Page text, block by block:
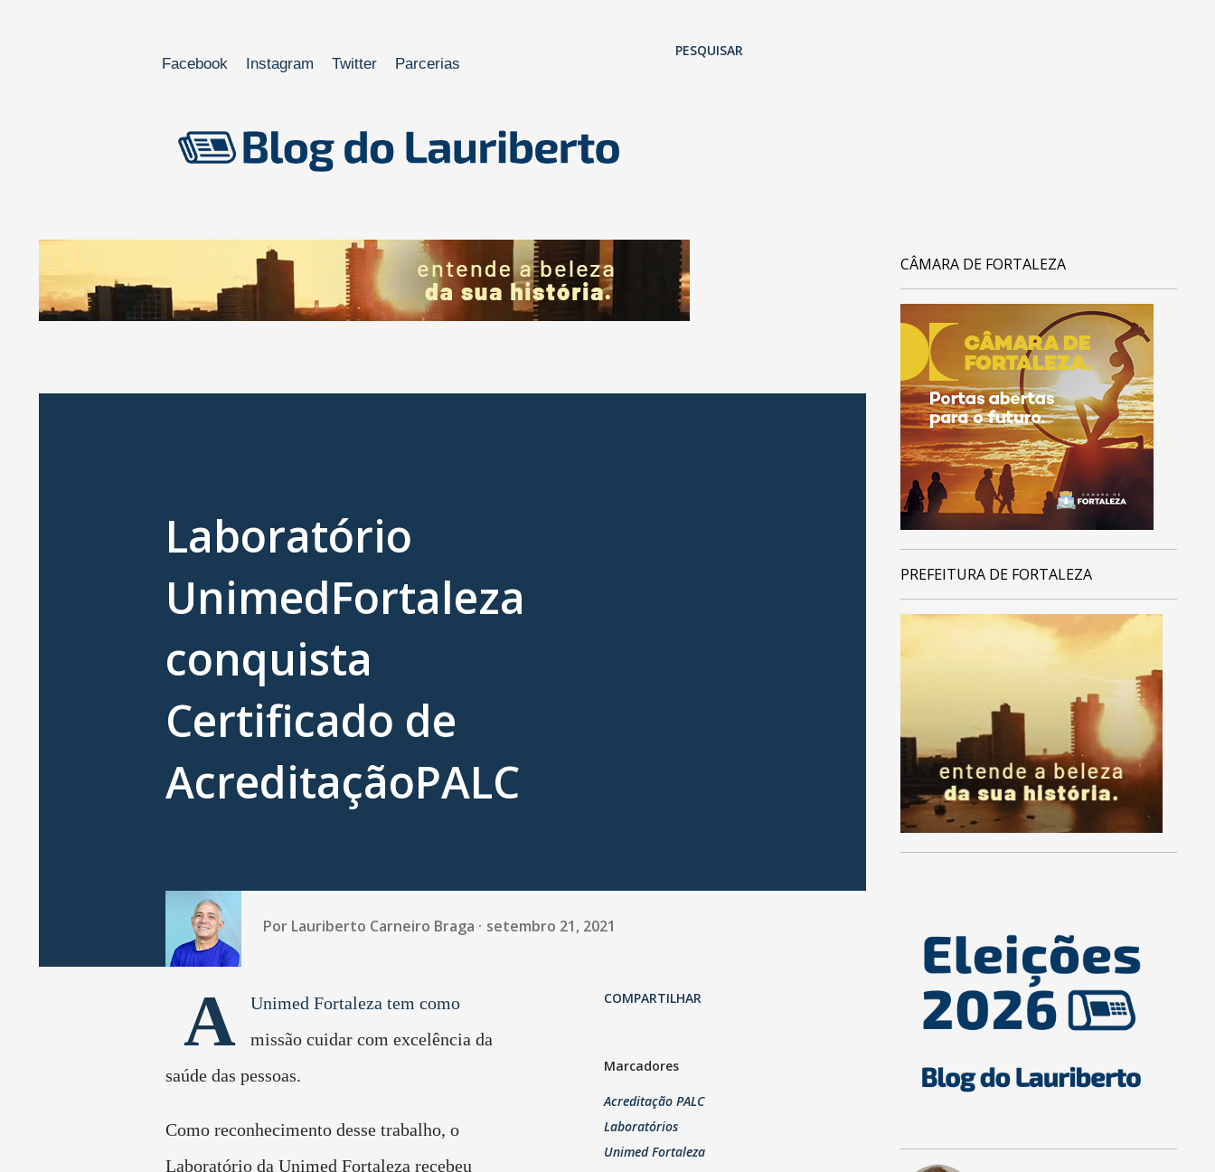
Facebook Instagram Twitter Parcerias
PESQUISAR
Laboratório
UnimedFortaleza
conquista
Certificado de
AcreditaçãoPALC
Por Lauriberto Carneiro Braga setembro 21, 2021
A
Unimed Fortaleza tem como
missão cuidar com excelência da
saúde das pessoas.
Como reconhecimento desse trabalho, o
Laboratório da Unimed Fortaleza recebeu
COMPARTILHAR
Marcadores
Acreditação PALC
Laboratórios
Unimed Fortaleza
CÂMARA DE FORTALEZA
PREFEITURA DE FORTALEZA